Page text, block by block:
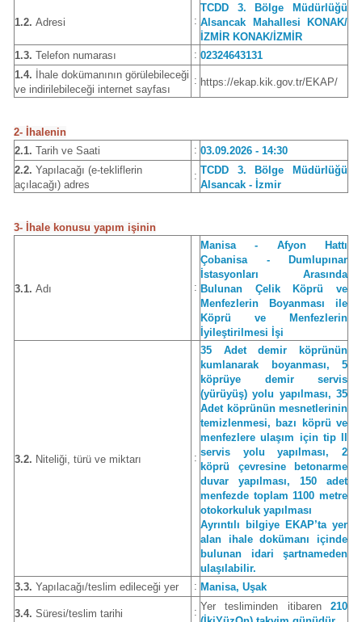
1.2. Adresi :
TCDD 3. Bölge Müdürlüğü
Alsancak Mahallesi KONAK/
İZMİR KONAK/İZMİR
1.3. Telefon numarası : 02324643131
1.4. İhale dokümanının görülebileceği
ve indirilebileceği internet sayfası
: https://ekap.kik.gov.tr/EKAP/
2- İhalenin
2.1. Tarih ve Saati : 03.09.2026 - 14:30
2.2. Yapılacağı (e-tekliflerin
açılacağı) adres
: TCDD 3. Bölge Müdürlüğü
Alsancak - İzmir
3- İhale konusu yapım işinin
3.1. Adı :
Manisa - Afyon Hattı
Çobanisa - Dumlupınar
İstasyonları Arasında
Bulunan Çelik Köprü ve
Menfezlerin Boyanması ile
Köprü ve Menfezlerin
İyileştirilmesi İşi
3.2. Niteliği, türü ve miktarı :
35 Adet demir köprünün
kumlanarak boyanması, 5
köprüye demir servis
(yürüyüş) yolu yapılması, 35
Adet köprünün mesnetlerinin
temizlenmesi, bazı köprü ve
menfezlere ulaşım için tip II
servis yolu yapılması, 2
köprü çevresine betonarme
duvar yapılması, 150 adet
menfezde toplam 1100 metre
otokorkuluk yapılması
Ayrıntılı bilgiye EKAP’ta yer
alan ihale dokümanı içinde
bulunan idari şartnameden
ulaşılabilir.
3.3. Yapılacağı/teslim edileceği yer : Manisa, Uşak
3.4. Süresi/teslim tarihi : Yer tesliminden itibaren 210